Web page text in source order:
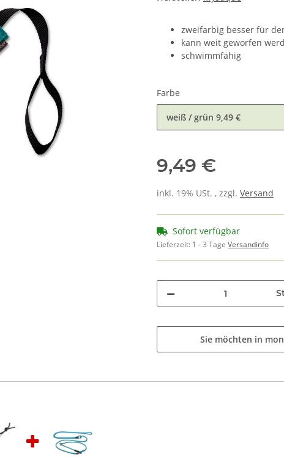
zweifarbig besser für
kann weit geworfen
schwimmfähig
Farbe
weiß / grün 9,49 €
9,49 €
inkl. 19% USt. , zzgl. Versand
Sofort verfügbar
Lieferzeit: 1 - 3 Tage Versandinfo
Sie möchten in